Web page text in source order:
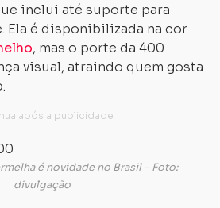
inclui até suporte para
Ela é disponibilizada na cor
, mas o porte da 400
visual, atraindo quem gosta
é novidade no Brasil – Foto:
divulgação